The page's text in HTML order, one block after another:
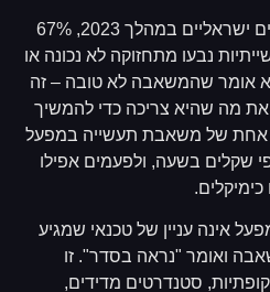
לפי נתונים שאספתי במפעלים ישראליים במהלך 2023, 67%
נבעו מתחזוקה לא נכונה או
אומר שהמשאבה לא טובה – זה
מה שהיא צריכה כדי להמשיך
אחת של משאבת תעשייה במפעל
שקלים בשעה, ולפעמים אפילו
כימיקלים.
אינה עניין של טכנאי שמגיע
ואומר "נראה בסדר". זו
סטנדרטים מדידים,